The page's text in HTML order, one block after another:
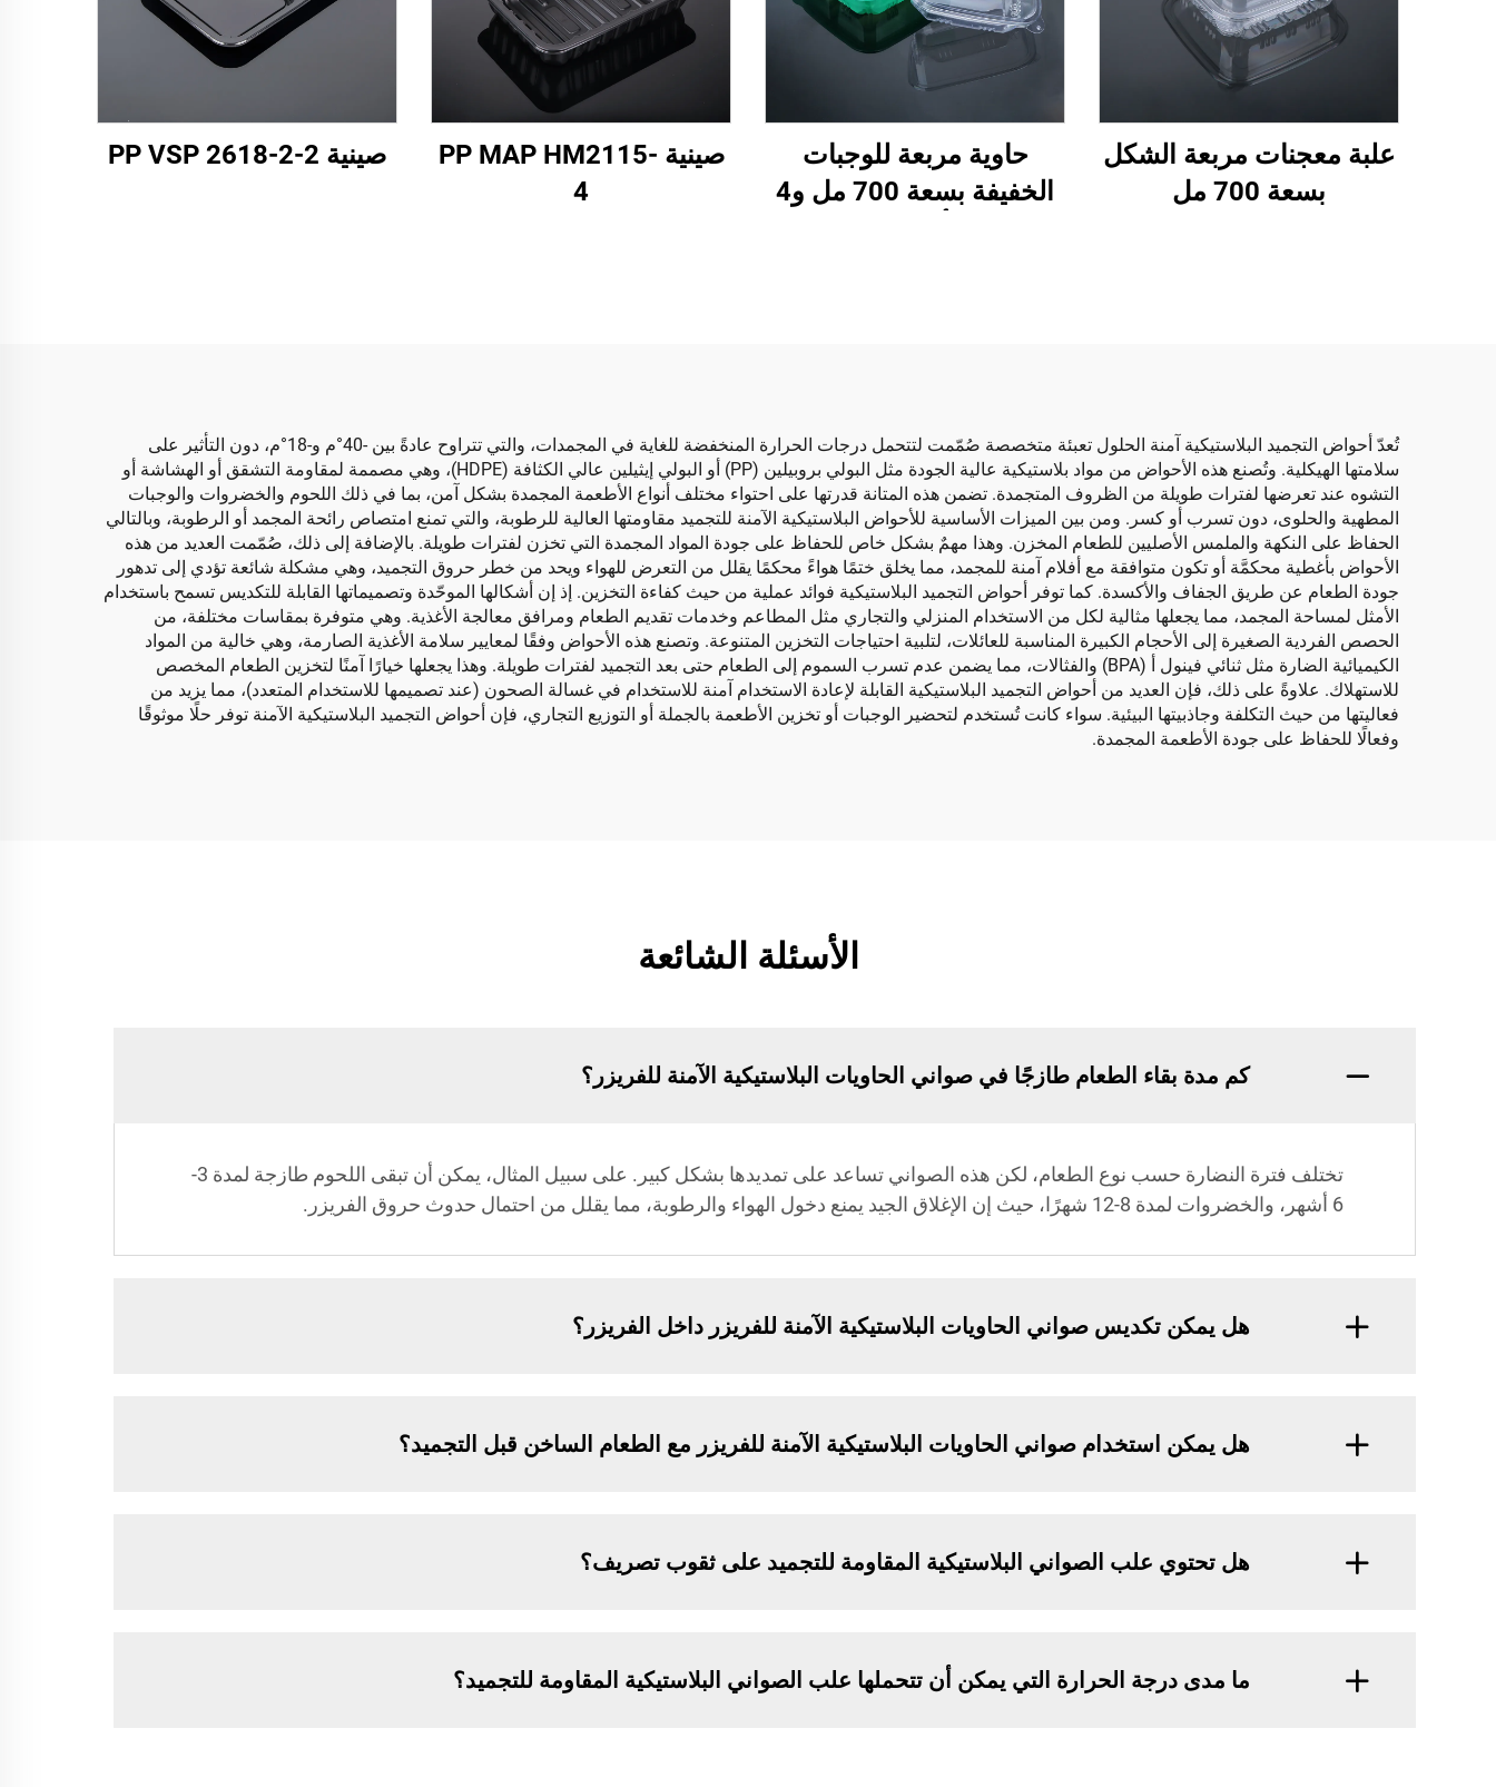
علبة معجنات مربعة الشكل
بسعة 700 مل
حاوية مربعة للوجبات
الخفيفة بسعة 700 مل و4
صينية PP MAP HM2115-
4
صينية PP VSP 2618-2-2
تُعدّ أحواض التجميد البلاستيكية آمنة الحلول تعبئة متخصصة صُمّمت لتتحمل درجات الحرارة المنخفضة للغاية في المجمدات، والتي تتراوح عادةً بين -40°م و-18°م، دون التأثير على
سلامتها الهيكلية. وتُصنع هذه الأحواض من مواد بلاستيكية عالية الجودة مثل البولي بروبيلين (PP) أو البولي إيثيلين عالي الكثافة (HDPE)، وهي مصممة لمقاومة التشقق أو الهشاشة أو
التشوه عند تعرضها لفترات طويلة من الظروف المتجمدة. تضمن هذه المتانة قدرتها على احتواء مختلف أنواع الأطعمة المجمدة بشكل آمن، بما في ذلك اللحوم والخضروات والوجبات
المطهية والحلوى، دون تسرب أو كسر. ومن بين الميزات الأساسية للأحواض البلاستيكية الآمنة للتجميد مقاومتها العالية للرطوبة، والتي تمنع امتصاص رائحة المجمد أو الرطوبة، وبالتالي
الحفاظ على النكهة والملمس الأصليين للطعام المخزن. وهذا مهمٌ بشكل خاص للحفاظ على جودة المواد المجمدة التي تخزن لفترات طويلة. بالإضافة إلى ذلك، صُمّمت العديد من هذه
الأحواض بأغطية محكمَّة أو تكون متوافقة مع أفلام آمنة للمجمد، مما يخلق ختمًا هواءً محكمًا يقلل من التعرض للهواء ويحد من خطر حروق التجميد، وهي مشكلة شائعة تؤدي إلى تدهور
جودة الطعام عن طريق الجفاف والأكسدة. كما توفر أحواض التجميد البلاستيكية فوائد عملية من حيث كفاءة التخزين. إذ إن أشكالها الموحّدة وتصميماتها القابلة للتكديس تسمح باستخدام
الأمثل لمساحة المجمد، مما يجعلها مثالية لكل من الاستخدام المنزلي والتجاري مثل المطاعم وخدمات تقديم الطعام ومرافق معالجة الأغذية. وهي متوفرة بمقاسات مختلفة، من
الحصص الفردية الصغيرة إلى الأحجام الكبيرة المناسبة للعائلات، لتلبية احتياجات التخزين المتنوعة. وتصنع هذه الأحواض وفقًا لمعايير سلامة الأغذية الصارمة، وهي خالية من المواد
الكيميائية الضارة مثل ثنائي فينول أ (BPA) والفثالات، مما يضمن عدم تسرب السموم إلى الطعام حتى بعد التجميد لفترات طويلة. وهذا يجعلها خيارًا آمنًا لتخزين الطعام المخصص
للاستهلاك. علاوةً على ذلك، فإن العديد من أحواض التجميد البلاستيكية القابلة لإعادة الاستخدام آمنة للاستخدام في غسالة الصحون (عند تصميمها للاستخدام المتعدد)، مما يزيد من
فعاليتها من حيث التكلفة وجاذبيتها البيئية. سواء كانت تُستخدم لتحضير الوجبات أو تخزين الأطعمة بالجملة أو التوزيع التجاري، فإن أحواض التجميد البلاستيكية الآمنة توفر حلًا موثوقًا
وفعالًا للحفاظ على جودة الأطعمة المجمدة.
الأسئلة الشائعة
كم مدة بقاء الطعام طازجًا في صواني الحاويات البلاستيكية الآمنة للفريزر؟
تختلف فترة النضارة حسب نوع الطعام، لكن هذه الصواني تساعد على تمديدها بشكل كبير. على سبيل المثال، يمكن أن تبقى اللحوم طازجة لمدة 3-
6 أشهر، والخضروات لمدة 8-12 شهرًا، حيث إن الإغلاق الجيد يمنع دخول الهواء والرطوبة، مما يقلل من احتمال حدوث حروق الفريزر.
هل يمكن تكديس صواني الحاويات البلاستيكية الآمنة للفريزر داخل الفريزر؟
هل يمكن استخدام صواني الحاويات البلاستيكية الآمنة للفريزر مع الطعام الساخن قبل التجميد؟
هل تحتوي علب الصواني البلاستيكية المقاومة للتجميد على ثقوب تصريف؟
ما مدى درجة الحرارة التي يمكن أن تتحملها علب الصواني البلاستيكية المقاومة للتجميد؟